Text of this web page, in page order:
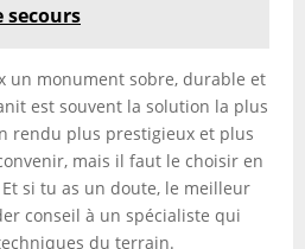
secours
un monument sobre, durable et
est souvent la solution la plus
rendu plus prestigieux et plus
mais il faut le choisir en
si tu as un doute, le meilleur
conseil à un spécialiste qui
du terrain.